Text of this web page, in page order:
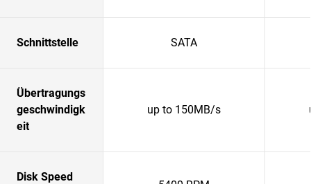
Schnittstelle SATA
Übertragungs
geschwindigk
eit
up to 150MB/s
Disk Speed